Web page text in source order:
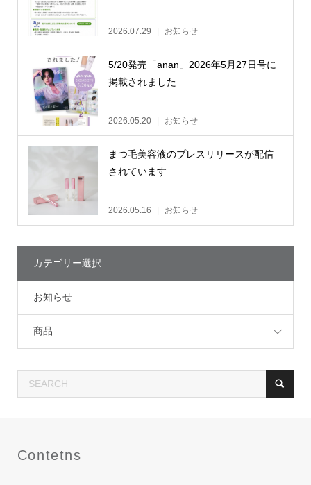
2026.07.29 お知らせ
5/20発売「anan」2026年5月27日号に
掲載されました
2026.05.20 お知らせ
まつ毛美容液のプレスリリースが配信
されています
2026.05.16 お知らせ
カテゴリー選択
お知らせ
商品
Contetns